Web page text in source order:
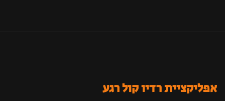
אפליקציית רדיו קול רגע